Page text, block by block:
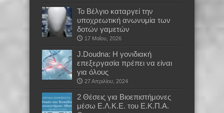
Το Βέλγιο καταργεί την
υποχρεωτική ανωνυμία των
δοτών γαμετών
17 Μαΐου, 2026
J.Doudna: Η γονιδιακή
επεξεργασία πρέπει να είναι
για όλους
27 Απριλίου, 2024
2 Θέσεις για Βιοεπιστήμονες
μέσω Ε.Λ.Κ.Ε. του Ε.Κ.Π.Α.